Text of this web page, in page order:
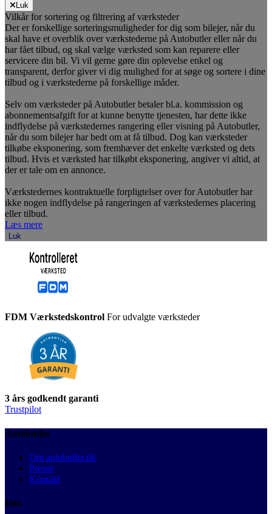
Luk
Vilkår for sortering og filtrering af værksteder
Der er forskellige sorteringsmuligheder for dig som bilejer, når du
skal have et overblik over værkstederne på Autobutler eller når du
har fået tilbud, og skal vælge værksted som kan reparere eller
servicere din bil. Vi vil gerne gøre din oplevelse enkel og
transparent, derfor giver vi dig mulighed for at søge og sortere i dine
tilbud og i værkstederne på forskellige måder.
Selv om værksteder på Autobutler betaler bl.a. kommission og
abonnementsafgift for at kunne benytte tjenesten, har dette ikke
indflydelse på værkstedernes rangering eller visning på Autobutler,
når du som bilejer har bedt om at få tilbud. Dog kan værksteder
tilkøbe eksponering, som fremhæver det enkelte værksted og dets
tilbud. Hvis et værksted har tilkøbt eksponering, angiver vi altid, at
der er tale om en annonce.
Værkstedernes kontraktuelle forpligtelser over for Autobutler har
ikke nogen indflydelse på rangeringen af værkstedernes placering
eller tilbud.
Læs mere
Luk
FDM Værkstedskontrol For udvalgte værksteder
3 års godkendt garanti
Trustpilot
Autobutler
Om autobutler.dk
Presse
Kontakt
Info